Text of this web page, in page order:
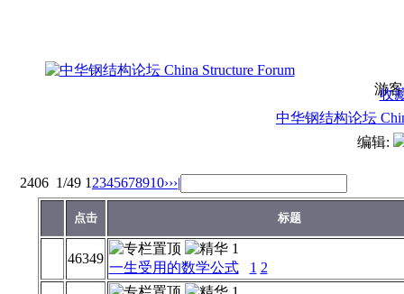
游
收
中华钢结构论坛
编辑:
2406 1/49 1 2345678910›››|
点击 标题
46349
一生受用的数学公式 1 2